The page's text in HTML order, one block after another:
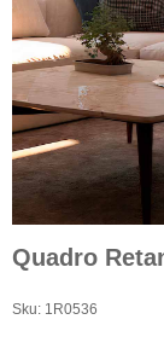
Quadro
Sku: 1R0536